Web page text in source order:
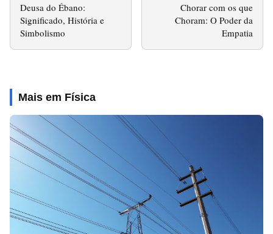
Deusa do Ébano:
Significado, História e
Simbolismo
Chorar com os que
Choram: O Poder da
Empatia
Mais em Física